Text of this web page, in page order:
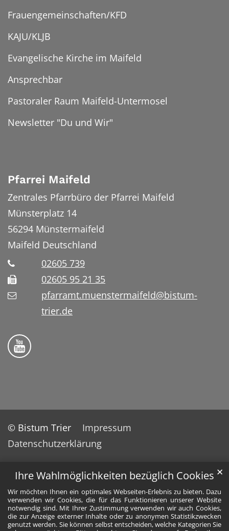
Ihre Wahlmöglichkeiten bezüglich Cookies
Wir möchten Ihnen ein optimales Webseiten-Erlebnis zu bieten. Dazu
verwenden wir Cookies, die für das Funktionieren unserer Website
notwendig sind. Mit Ihrer Zustimmung verwenden wir auch Cookies,
die zur Anzeige externer Inhalte oder zu anonymen Statistikzwecken
genutzt werden. Sie können selbst entscheiden, welche Kategorien Sie
✕
Frauengemeinschaften/KFD
KAJU/KLJB
Evangelische Kirche im Maifeld
Ansprechbar
Pastoraler Raum Maifeld-Untermosel
Newsletter "Du und Wir"
Pfarrei Maifeld
Zentrales Pfarrbüro der Pfarrei Maifeld
Münsterplatz 14
56294 Münstermaifeld
Maifeld Deutschland
02605 739
02605 95 21 35
pfarramt.muenstermaifeld@bistum-
trier.de
Folge uns auf YouTube
© Bistum Trier
Impressum
Datenschutzerklärung